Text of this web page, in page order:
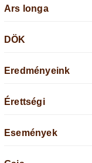
Ars longa
DÖK
Eredményeink
Érettségi
Események